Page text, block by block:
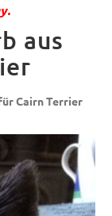
aus
Cairn Terrier